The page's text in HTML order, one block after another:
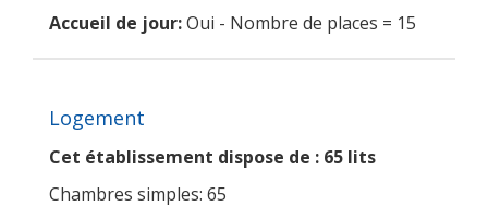
Accueil de jour:Oui - Nombre de places = 15
Logement
Cet établissement dispose de : 65 lits
Chambres simples: 65